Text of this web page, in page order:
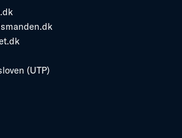
(UTP)